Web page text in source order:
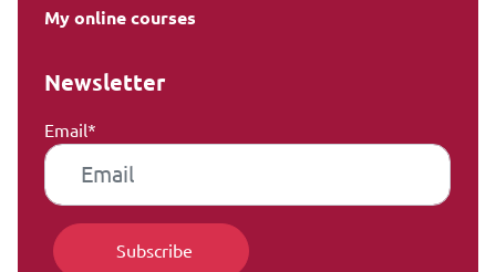
My online courses
Newsletter
Email*